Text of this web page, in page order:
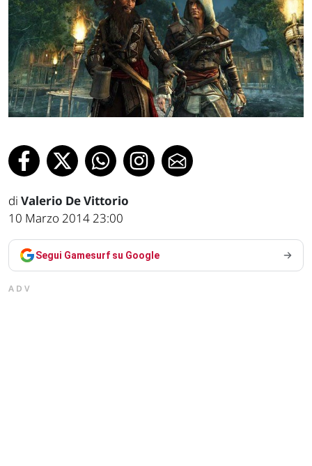
di Valerio De Vittorio
10 Marzo 2014 23:00
Segui Gamesurf su Google
ADV